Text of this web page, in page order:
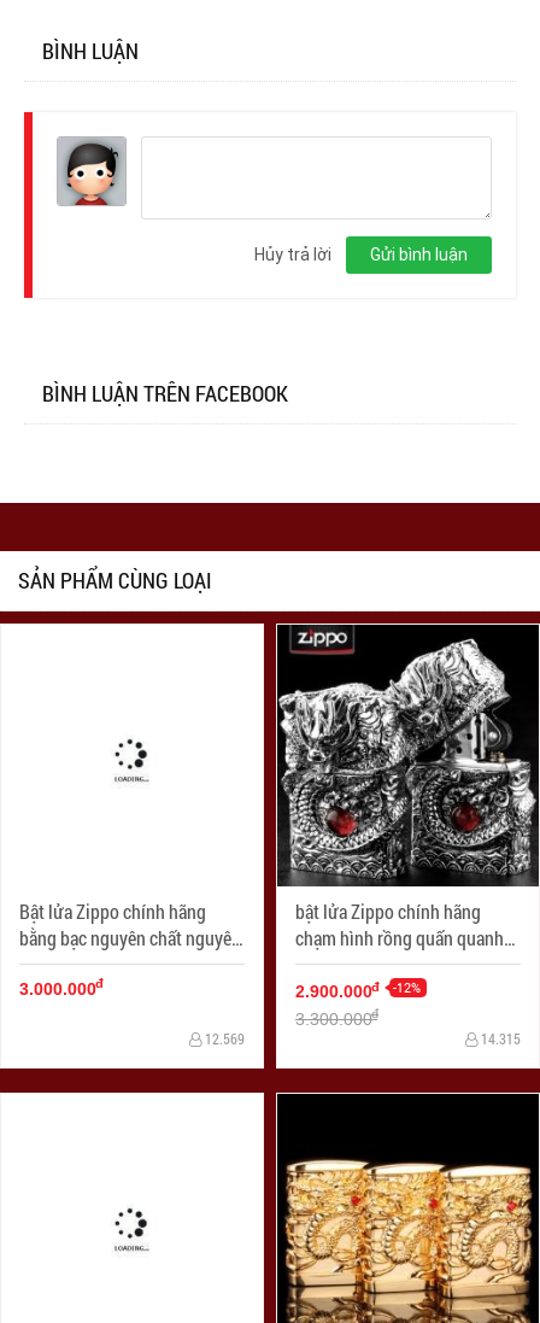
BÌNH LUẬN
Gửi bình luận
Hủy trả lời
BÌNH LUẬN TRÊN FACEBOOK
SẢN PHẨM CÙNG LOẠI
Bật lửa Zippo chính hãng
bằng bạc nguyên chất nguyên
một con rồng quấn quanh bật
lửa tinh xảo
3.000.000đ
12.569
bật lửa Zippo chính hãng
chạm hình rồng quấn quanh
bật lửa giữ ngọc độc đáo
2.900.000đ -12%
3.300.000đ
14.315